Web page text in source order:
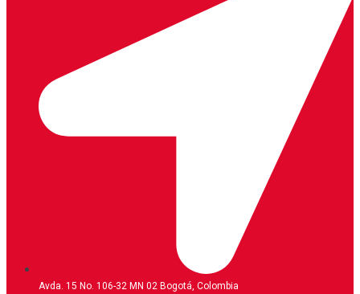
Avda. 15 No. 106-32 MN 02 Bogotá, Colombia